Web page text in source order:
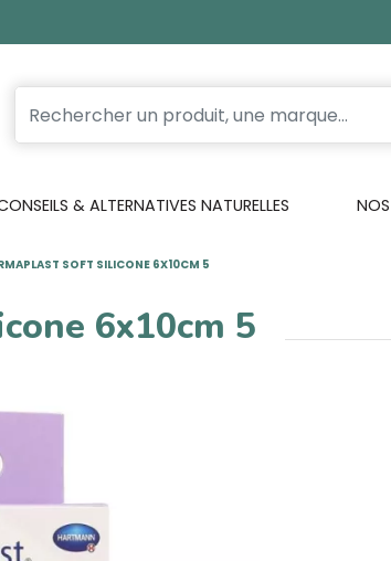
& ALTERNATIVES NATURELLES NOS
SOFT SILICONE 6X10CM 5
6x10cm 5